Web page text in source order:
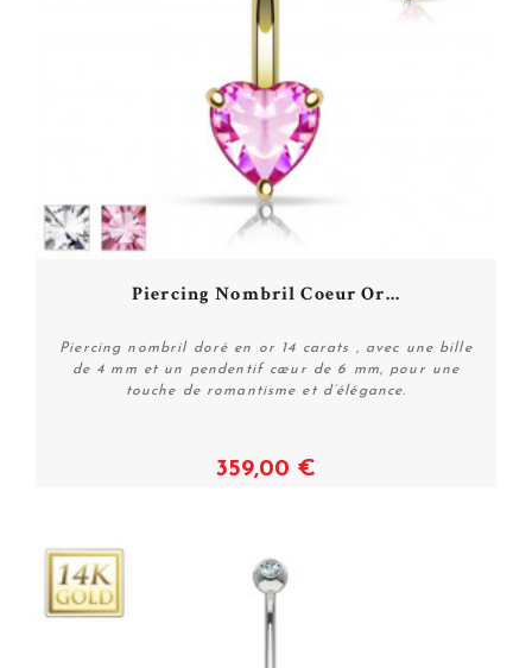
Voir
Piercing Nombril Coeur Or...
Piercing nombril doré en or 14 carats , avec une bille
de 4 mm et un pendentif cœur de 6 mm, pour une
touche de romantisme et d’élégance.
359,00 €